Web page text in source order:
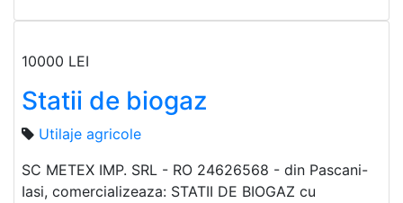
10000 LEI
Statii de biogaz
Utilaje agricole
SC METEX IMP. SRL - RO 24626568 - din Pascani-
Iasi, comercializeaza: STATII DE BIOGAZ cu